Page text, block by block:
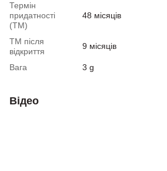
Термін
придатності
(ТМ)
48 місяців
ТМ після
відкриття
9 місяців
Вага 3 g
Відео